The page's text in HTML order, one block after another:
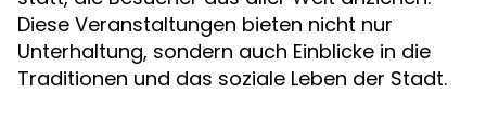
Diese Veranstaltungen bieten nicht nur
Unterhaltung, sondern auch Einblicke in die
Traditionen und das soziale Leben der Stadt.